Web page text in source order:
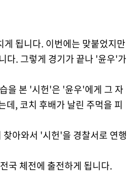
됩니다. 이번에는 맞붙었지만
다. 그렇게 경기가 끝나 '윤우'가
을 본 '시헌'은 '윤우'에게 그 자
데, 코치 후배가 날린 주먹을 피
아와서 '시헌'을 경찰서로 연행
국 체전에 출전하게 됩니다.